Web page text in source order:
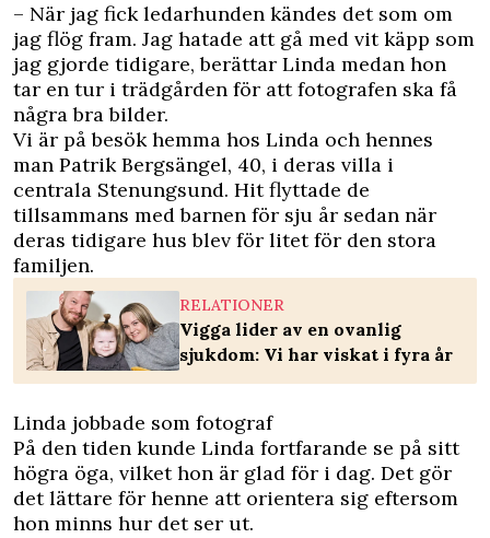
– När jag fick ledarhunden kändes det som om
jag flög fram. Jag hatade att gå med vit käpp som
jag gjorde tidigare, berättar Linda medan hon
tar en tur i trädgården för att fotografen ska få
några bra bilder.
Vi är på besök hemma hos Linda och hennes
man Patrik Bergsängel, 40, i deras villa i
centrala Stenungsund. Hit flyttade de
tillsammans med barnen för sju år sedan när
deras tidigare hus blev för litet för den stora
familjen.
RELATIONER
Vigga lider av en ovanlig
sjukdom: Vi har viskat i fyra år
Linda jobbade som fotograf
På den tiden kunde Linda fortfarande se på sitt
högra öga, vilket hon är glad för i dag. Det gör
det lättare för henne att orientera sig eftersom
hon minns hur det ser ut.